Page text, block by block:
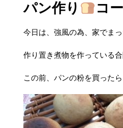
パン作り コ
今日は、強風の為、家でまっ
作り置き煮物を作っている合
この前、パンの粉を買った